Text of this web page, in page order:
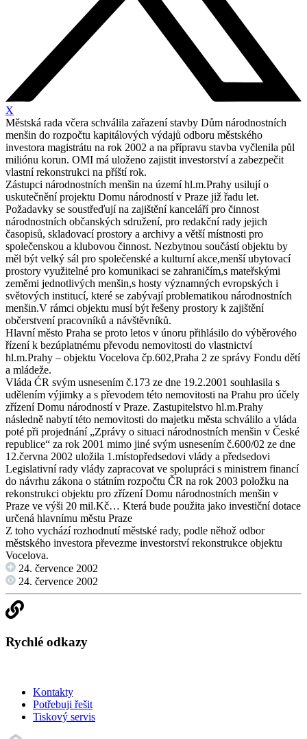
X
Městská rada včera schválila zařazení stavby Dům národnostních
menšin do rozpočtu kapitálových výdajů odboru městského
investora magistrátu na rok 2002 a na přípravu stavba vyčlenila půl
miliónu korun. OMI má uloženo zajistit investorství a zabezpečit
vlastní rekonstrukci na příští rok.
Zástupci národnostních menšin na území hl.m.Prahy usilují o
uskutečnění projektu Domu národností v Praze již řadu let.
Požadavky se soustřeďují na zajištění kanceláří pro činnost
národnostních občanských sdružení, pro redakční rady jejich
časopisů, skladovací prostory a archivy a větší místnosti pro
společenskou a klubovou činnost. Nezbytnou součástí objektu by
měl být velký sál pro společenské a kulturní akce,menší ubytovací
prostory využitelné pro komunikaci se zahraničím,s mateřskými
zeměmi jednotlivých menšin,s hosty významných evropských i
světových institucí, které se zabývají problematikou národnostních
menšin.V rámci objektu musí být řešeny prostory k zajištění
občerstvení pracovníků a návštěvníků.
Hlavní město Praha se proto letos v únoru přihlásilo do výběrového
řízení k bezúplatnému převodu nemovitosti do vlastnictví
hl.m.Prahy – objektu Vocelova čp.602,Praha 2 ze správy Fondu dětí
a mládeže.
Vláda ĆR svým usnesením č.173 ze dne 19.2.2001 souhlasila s
udělením výjimky a s převodem této nemovitosti na Prahu pro účely
zřízení Domu národností v Praze. Zastupitelstvo hl.m.Prahy
následně nabytí této nemovitosti do majetku města schválilo a vláda
poté při projednání „Zprávy o situaci národnostních menšin v České
republice“ za rok 2001 mimo jiné svým usnesením č.600/02 ze dne
12.června 2002 uložila 1.místopředsedovi vlády a předsedovi
Legislativní rady vlády zapracovat ve spolupráci s ministrem financí
do návrhu zákona o státním rozpočtu ČR na rok 2003 položku na
rekonstrukci objektu pro zřízení Domu národnostních menšin v
Praze ve výši 20 mil.Kč… Která bude použita jako investiční dotace
určená hlavnímu městu Praze
Z toho vychází rozhodnutí městské rady, podle něhož odbor
městského investora převezme investorství rekonstrukce objektu
Vocelova.
24. července 2002
24. července 2002
Rychlé odkazy
Kontakty
Potřebuji řešit
Tiskový servis